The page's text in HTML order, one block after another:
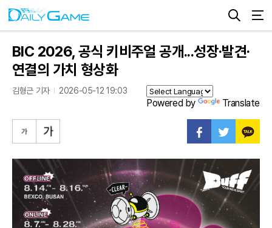
BIC 2026, 공식 키비주얼 공개...성장·발견·
연결의 가치 형상화
김형근 기자 2026-05-12 19:03
Powered by Translate